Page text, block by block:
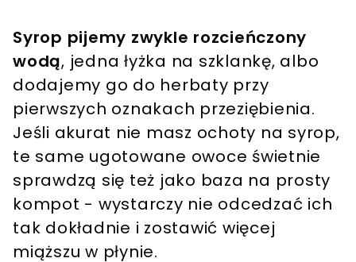
Syrop pijemy zwykle rozcieńczony
wodą, jedna łyżka na szklankę, albo
dodajemy go do herbaty przy
pierwszych oznakach przeziębienia.
Jeśli akurat nie masz ochoty na syrop,
te same ugotowane owoce świetnie
sprawdzą się też jako baza na prosty
kompot - wystarczy nie odcedzać ich
tak dokładnie i zostawić więcej
miąższu w płynie.